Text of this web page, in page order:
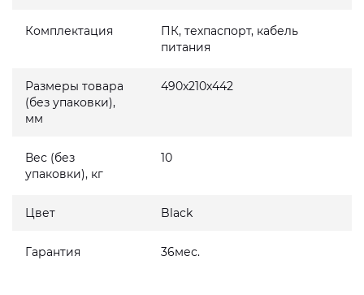
Комплектация
ПК, техпаспорт, кабель
питания
Размеры товара
(без упаковки),
мм
490x210x442
Вес (без
упаковки), кг
10
Цвет Black
Гарантия 36мес.